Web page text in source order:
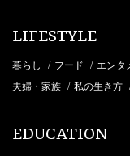
LIFESTYLE
暮らし / フード / エンタ
夫婦・家族 / 私の生き方
EDUCATION